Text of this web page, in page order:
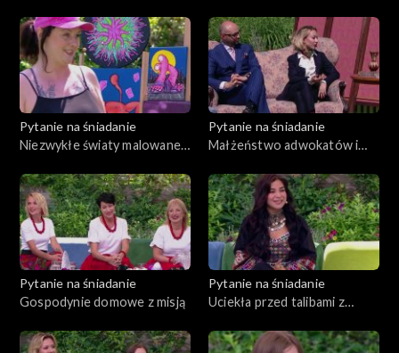
Chełma
Pytanie na śniadanie
Niezwykłe światy malowane
Pytanie na śniadanie
Małżeństwo adwokatów i
przedmiotach
Pytanie na śniadanie
Gospodynie domowe z misją
Pytanie na śniadanie
Uciekła przed talibami z